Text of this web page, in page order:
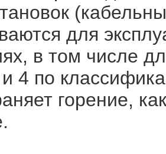
для
в том числе
и 4 по
горение,